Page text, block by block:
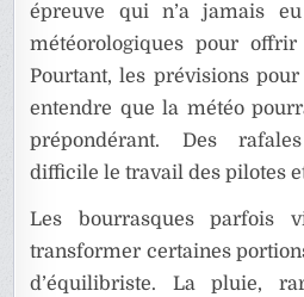
épreuve qui n’a jamais
météorologiques pour
Pourtant, les prévisions
entendre que la météo
prépondérant. Des
difficile le travail des pilotes
Les bourrasques parfois
transformer certaines
d’équilibriste. La pluie,